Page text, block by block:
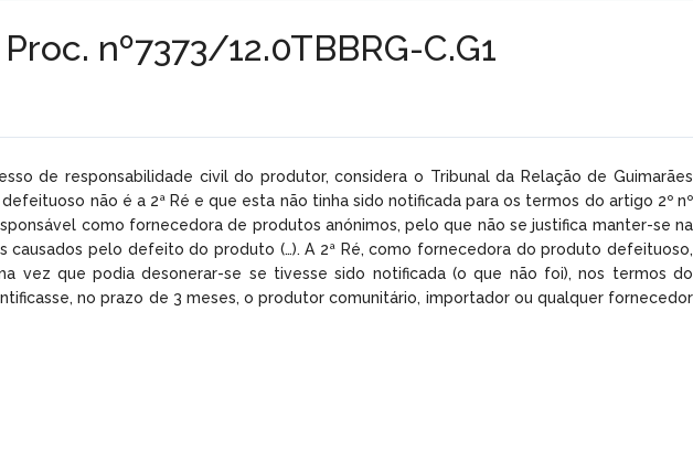
nº7373/12.0TBBRG-C.G1
de responsabilidade civil do produtor, considera o Tribunal da Relação de Guimarães
não é a 2ª Ré e que esta não tinha sido notificada para os termos do artigo 2º nº
como fornecedora de produtos anónimos, pelo que não se justifica manter-se na
causados pelo defeito do produto (…). A 2ª Ré, como fornecedora do produto defeituoso,
vez que podia desonerar-se se tivesse sido notificada (o que não foi), nos termos do
no prazo de 3 meses, o produtor comunitário, importador ou qualquer fornecedor